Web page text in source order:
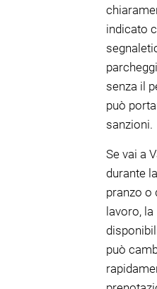
indicato
senza il
può
sanzioni.
Se vai a
durante
pranzo o
lavoro, la
può